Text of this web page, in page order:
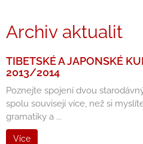
Archiv aktualit
TIBETSKÉ A JAPONSKÉ
2013/2014
Poznejte spojení dvou
spolu souvisejí více, než si
gramatiky a ...
Více